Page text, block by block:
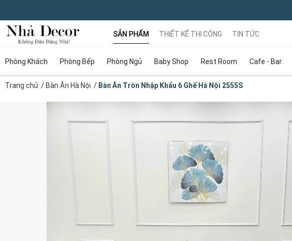
SẢN PHẨM
Phòng Khách Phòng Bếp Phòng Ngủ Baby Shop Rest Room Cafe - Bar
THIẾT KẾ THI CÔNG TIN TỨC
Trang chủ / Bàn Ăn Hà Nội / Bàn Ăn Tròn Nhập Khẩu 6 Ghế Hà Nội 2555S